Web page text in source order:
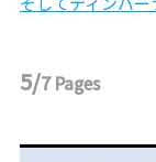
5/7Pages